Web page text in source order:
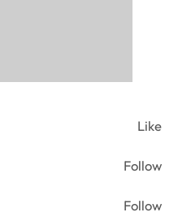
Like
Follow
Follow